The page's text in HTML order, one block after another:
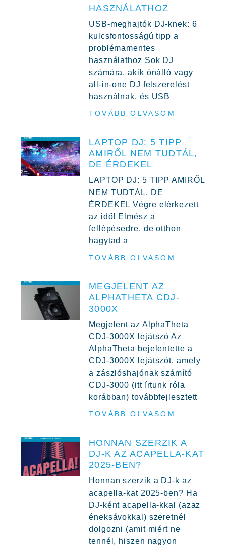
HASZNÁLATHOZ
USB-meghajtók DJ-knek: 6
kulcsfontosságú tipp a
problémamentes
használathoz Sok DJ
számára, akik önálló vagy
all-in-one DJ felszerelést
használnak, és USB
TOVÁBB OLVASOM
LAPTOP DJ: 5 TIPP
AMIRŐL NEM TUDTÁL,
DE ÉRDEKEL
LAPTOP DJ: 5 TIPP AMIRŐL
NEM TUDTÁL, DE
ÉRDEKEL Végre elérkezett
az idő! Elmész a
fellépésedre, de otthon
hagytad a
TOVÁBB OLVASOM
MEGJELENT AZ
ALPHATHETA CDJ-
3000X
Megjelent az AlphaTheta
CDJ-3000X lejátszó Az
AlphaTheta bejelentette a
CDJ-3000X lejátszót, amely
a zászlóshajónak számító
CDJ-3000 (itt írtunk róla
korábban) továbbfejlesztett
TOVÁBB OLVASOM
HONNAN SZERZIK A
DJ-K AZ ACAPELLA-KAT
2025-BEN?
Honnan szerzik a DJ-k az
acapella-kat 2025-ben? Ha
DJ-ként acapella-kkal (azaz
éneksávokkal) szeretnél
dolgozni (amit miért ne
tennél, hiszen nagyon